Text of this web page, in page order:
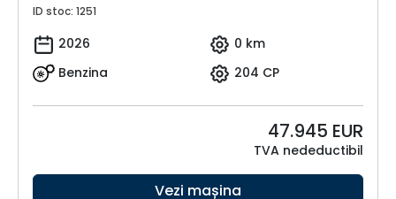
ID stoc: 1251
2026
0 km
Benzina
204 CP
47.945 EUR
TVA nedeductibil
Vezi mașina